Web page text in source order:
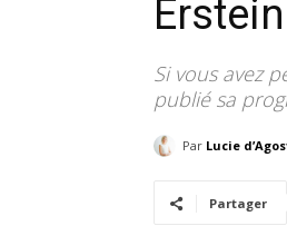
Si vous avez
publié sa
Par Lucie
Partager